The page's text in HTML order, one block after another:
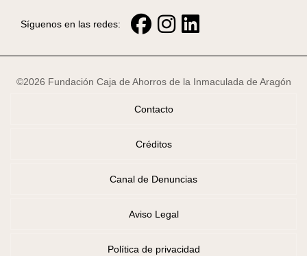
Síguenos en las redes:
©2026 Fundación Caja de Ahorros de la Inmaculada de Aragón
Contacto
Créditos
Canal de Denuncias
Aviso Legal
Política de privacidad